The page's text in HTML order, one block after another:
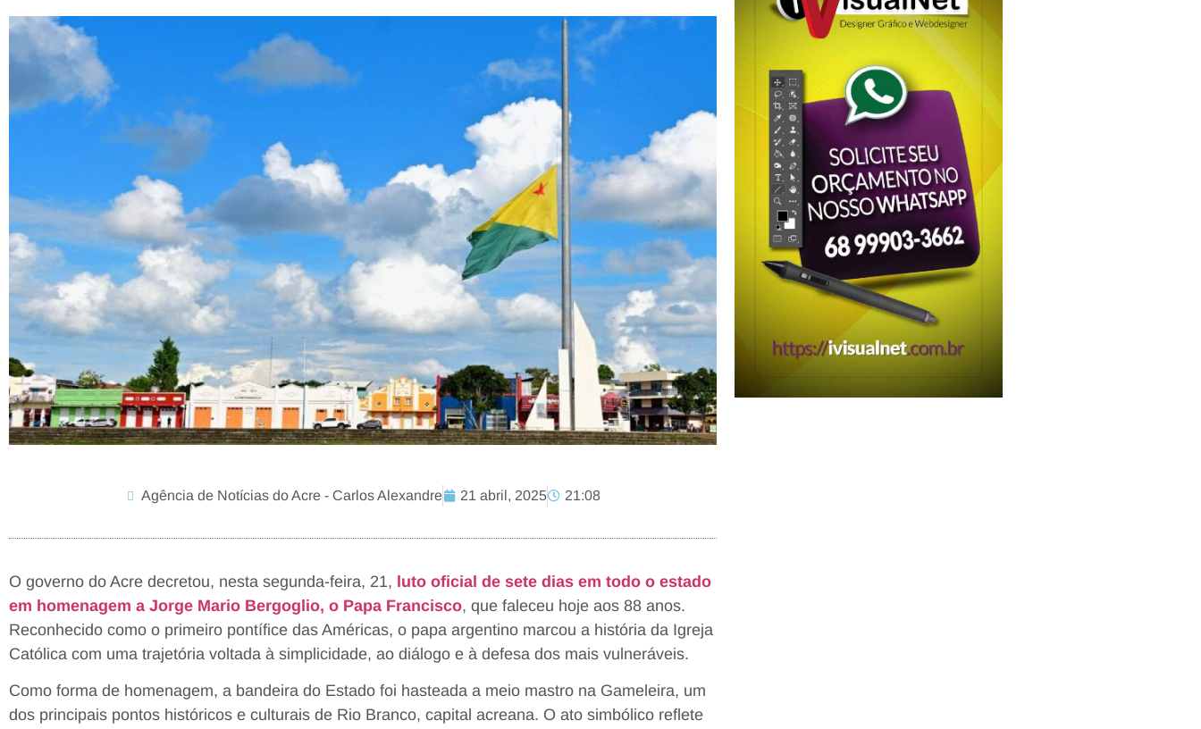
Agência de Notícias do Acre - Carlos Alexandre 21 abril, 2025 21:08
O governo do Acre decretou, nesta segunda-feira, 21, luto oficial de sete dias em todo o estado
em homenagem a Jorge Mario Bergoglio, o Papa Francisco, que faleceu hoje aos 88 anos.
Reconhecido como o primeiro pontífice das Américas, o papa argentino marcou a história da Igreja
Católica com uma trajetória voltada à simplicidade, ao diálogo e à defesa dos mais vulneráveis.
Como forma de homenagem, a bandeira do Estado foi hasteada a meio mastro na Gameleira, um
dos principais pontos históricos e culturais de Rio Branco, capital acreana. O ato simbólico reflete